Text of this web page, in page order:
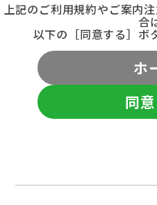
上記のご利用規約やご案内
合
以下の［同意する］ボ
ホ
同